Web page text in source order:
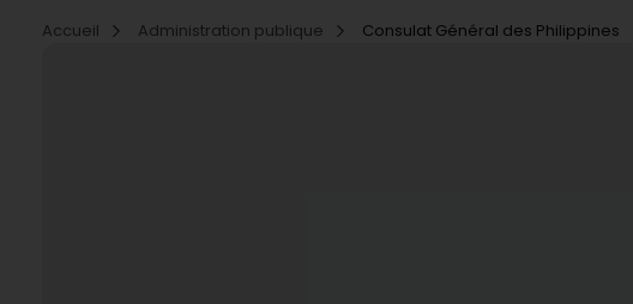
Accueil
Administration publique Consulat Général des Philippines